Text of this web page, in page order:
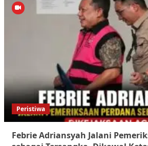
Peristiwa
Febrie Adriansyah Jalani